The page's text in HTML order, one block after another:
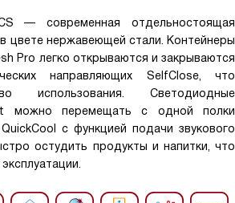
— современная отдельностоящая
цвете нержавеющей стали. Контейнеры
Pro легко открываются и закрываются
направляющих SelfClose, что
использования. Светодиодные
можно перемещать с одной полки
с функцией подачи звукового
остудить продукты и напитки, что